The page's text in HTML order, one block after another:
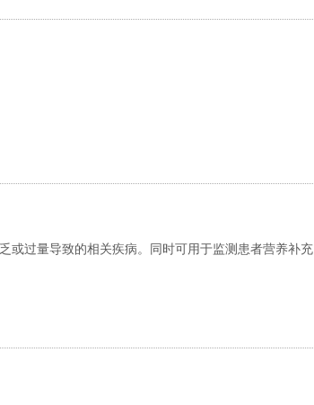
或过量导致的相关疾病。同时可用于监测患者营养补充